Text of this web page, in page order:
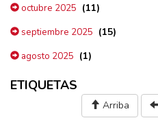
octubre 2025 (11)
septiembre 2025 (15)
agosto 2025 (1)
ETIQUETAS
Arriba